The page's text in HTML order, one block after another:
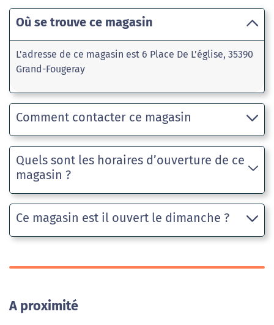
Où se trouve ce magasin
L'adresse de ce magasin est 6 Place De L’église, 35390
Grand-Fougeray
Comment contacter ce magasin
Quels sont les horaires d’ouverture de ce
magasin ?
Ce magasin est il ouvert le dimanche ?
A proximité